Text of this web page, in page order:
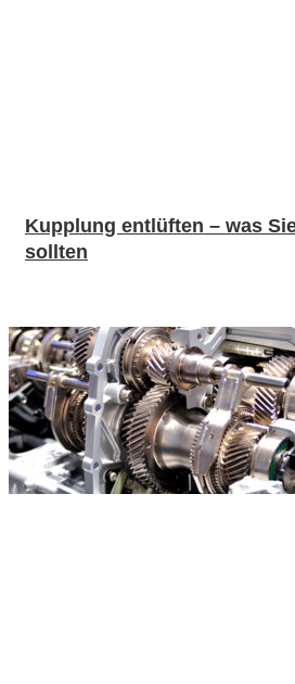
Kupplung entlüften – was
sollten